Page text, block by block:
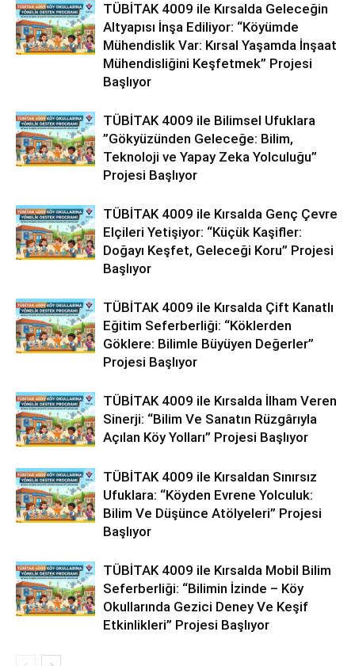
TÜBİTAK 4009 ile Kırsalda Geleceğin
Altyapısı İnşa Ediliyor: “Köyümde
Mühendislik Var: Kırsal Yaşamda İnşaat
Mühendisliğini Keşfetmek” Projesi
Başlıyor
TÜBİTAK 4009 ile Bilimsel Ufuklara
”Gökyüzünden Geleceğe: Bilim,
Teknoloji ve Yapay Zeka Yolculuğu”
Projesi Başlıyor
TÜBİTAK 4009 ile Kırsalda Genç Çevre
Elçileri Yetişiyor: “Küçük Kaşifler:
Doğayı Keşfet, Geleceği Koru” Projesi
Başlıyor
TÜBİTAK 4009 ile Kırsalda Çift Kanatlı
Eğitim Seferberliği: “Köklerden
Göklere: Bilimle Büyüyen Değerler”
Projesi Başlıyor
TÜBİTAK 4009 ile Kırsalda İlham Veren
Sinerji: “Bilim Ve Sanatın Rüzgârıyla
Açılan Köy Yolları” Projesi Başlıyor
TÜBİTAK 4009 ile Kırsaldan Sınırsız
Ufuklara: “Köyden Evrene Yolculuk:
Bilim Ve Düşünce Atölyeleri” Projesi
Başlıyor
TÜBİTAK 4009 ile Kırsalda Mobil Bilim
Seferberliği: “Bilimin İzinde – Köy
Okullarında Gezici Deney Ve Keşif
Etkinlikleri” Projesi Başlıyor